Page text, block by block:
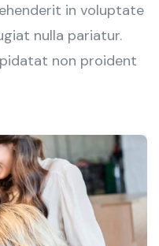
in voluptate
nulla pariatur.
non proident